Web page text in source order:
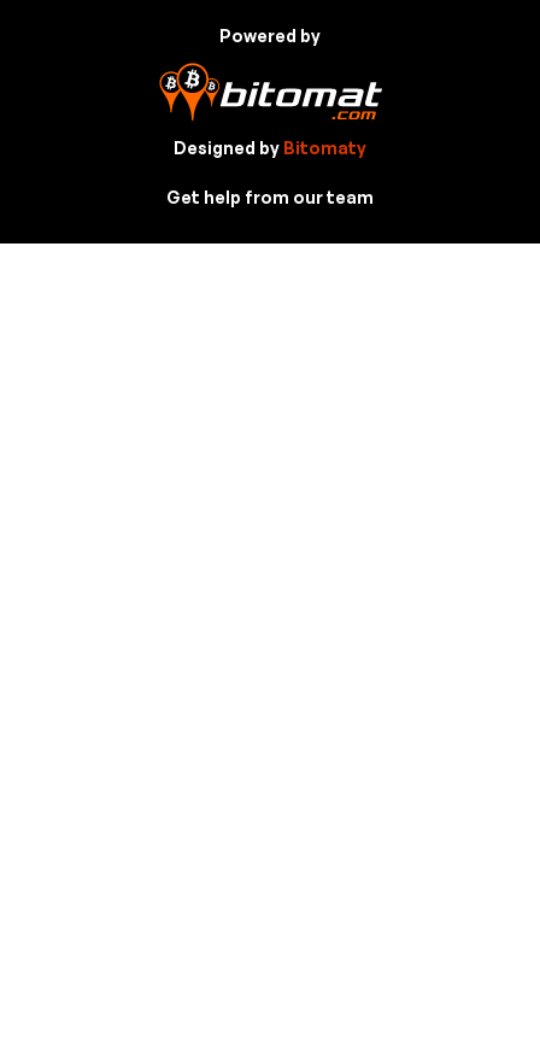
Powered by
Designed by Bitomaty
Get help from our team